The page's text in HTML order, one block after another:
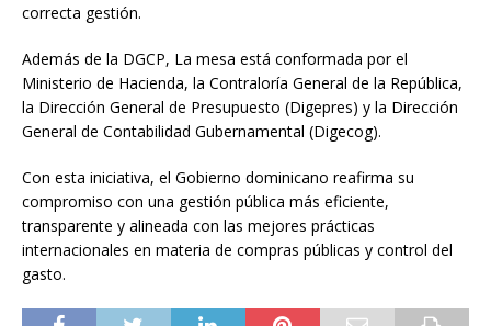
correcta gestión.
Además de la DGCP, La mesa está conformada por el
Ministerio de Hacienda, la Contraloría General de la República,
la Dirección General de Presupuesto (Digepres) y la Dirección
General de Contabilidad Gubernamental (Digecog).
Con esta iniciativa, el Gobierno dominicano reafirma su
compromiso con una gestión pública más eficiente,
transparente y alineada con las mejores prácticas
internacionales en materia de compras públicas y control del
gasto.